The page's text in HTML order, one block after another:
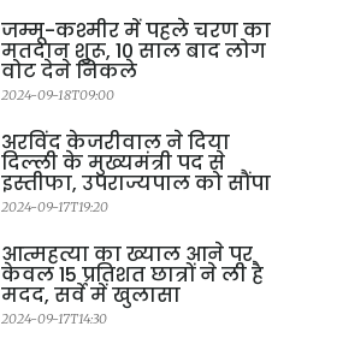
जम्मू-कश्मीर में पहले चरण का
मतदान शुरू, 10 साल बाद लोग
वोट देने निकले
2024-09-18T09:00
अरविंद केजरीवाल ने दिया
दिल्ली के मुख्यमंत्री पद से
इस्तीफा, उपराज्यपाल को सौंपा
2024-09-17T19:20
आत्महत्या का ख्याल आने पर
केवल 15 प्रतिशत छात्रों ने ली है
मदद, सर्वे में खुलासा
2024-09-17T14:30